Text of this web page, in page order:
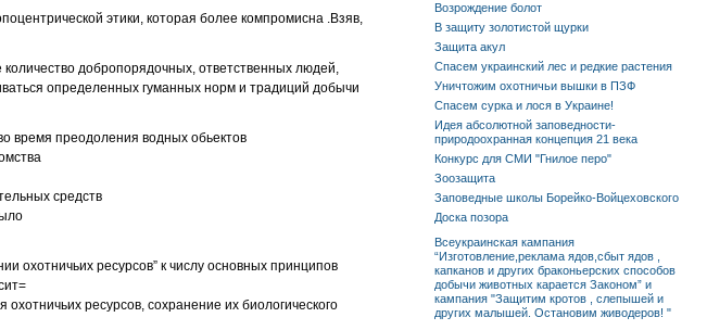
этики, которая более компромисна .Взяв,
добропорядочных, ответственных людей,
определенных гуманных норм и традиций добычи
время преодоления водных обьектов
средств
охотничьих ресурсов” к числу основных принципов
ресурсов, сохранение их биологического
Возрождение болот
В защиту золотистой щурки
Защита акул
Спасем украинский лес и редкие растения
Уничтожим охотничьи вышки в ПЗФ
Спасем сурка и лося в Украине!
Идея абсолютной заповедности-
природоохранная концепция 21 века
Конкурс для СМИ "Гнилое перо"
Зоозащита
Заповедные школы Борейко-Войцеховского
Доска позора
Всеукраинская кампания
“Изготовление,реклама ядов,сбыт ядов ,
капканов и других браконьерских способов
добычи животных карается Законом” и
кампания "Защитим кротов , слепышей и
других малышей. Остановим живодеров! "